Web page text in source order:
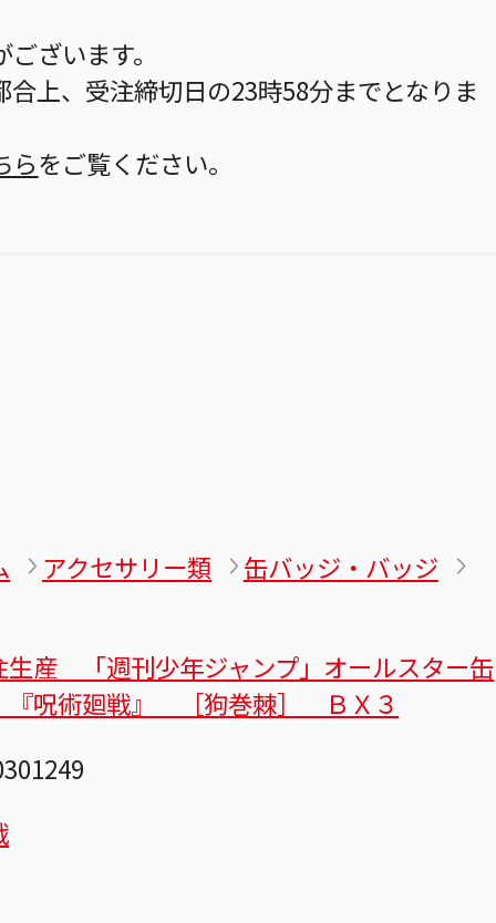
ざいます。
上、受注締切日の23時58分までとなりま
らをご覧ください。
アクセサリー類 缶バッジ・バッジ
生産 「週刊少年ジャンプ」オールスター缶
呪術廻戦』 ［狗巻棘］ ＢＸ３